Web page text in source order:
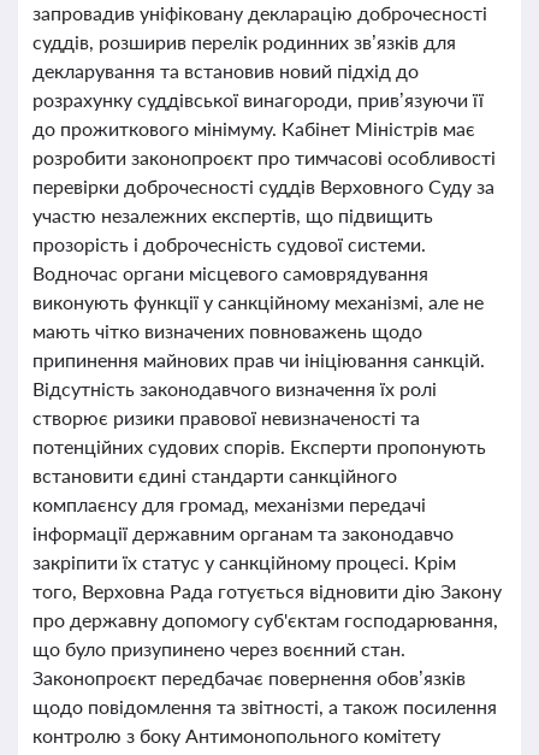
запровадив уніфіковану декларацію доброчесності
суддів, розширив перелік родинних зв’язків для
декларування та встановив новий підхід до
розрахунку суддівської винагороди, прив’язуючи її
до прожиткового мінімуму. Кабінет Міністрів має
розробити законопроєкт про тимчасові особливості
перевірки доброчесності суддів Верховного Суду за
участю незалежних експертів, що підвищить
прозорість і доброчесність судової системи.
Водночас органи місцевого самоврядування
виконують функції у санкційному механізмі, але не
мають чітко визначених повноважень щодо
припинення майнових прав чи ініціювання санкцій.
Відсутність законодавчого визначення їх ролі
створює ризики правової невизначеності та
потенційних судових спорів. Експерти пропонують
встановити єдині стандарти санкційного
комплаєнсу для громад, механізми передачі
інформації державним органам та законодавчо
закріпити їх статус у санкційному процесі. Крім
того, Верховна Рада готується відновити дію Закону
про державну допомогу суб'єктам господарювання,
що було призупинено через воєнний стан.
Законопроєкт передбачає повернення обов’язків
щодо повідомлення та звітності, а також посилення
контролю з боку Антимонопольного комітету